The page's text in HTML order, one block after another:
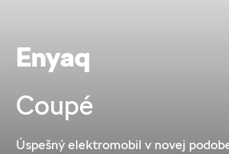
Enyaq
Coupé
Úspešný elektromobil v novej